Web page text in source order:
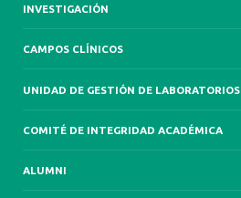
INVESTIGACIÓN
CAMPOS CLÍNICOS
UNIDAD DE GESTIÓN DE LABORATORIOS
COMITÉ DE INTEGRIDAD ACADÉMICA
ALUMNI